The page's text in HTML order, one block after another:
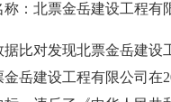
名称：北票金岳建设
比对发现北票金岳建设
岳建设工程有限公司在